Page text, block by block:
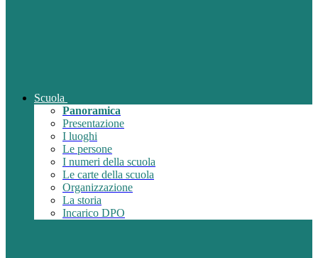
Scuola
Panoramica
Presentazione
I luoghi
Le persone
I numeri della scuola
Le carte della scuola
Organizzazione
La storia
Incarico DPO